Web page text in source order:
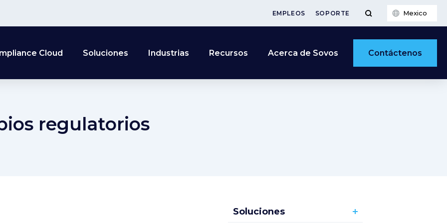
EMPLEOS SOPORTE Mexico
Cloud Soluciones Industrias Recursos Acerca de Sovos Contáctenos
regulatorios
Soluciones